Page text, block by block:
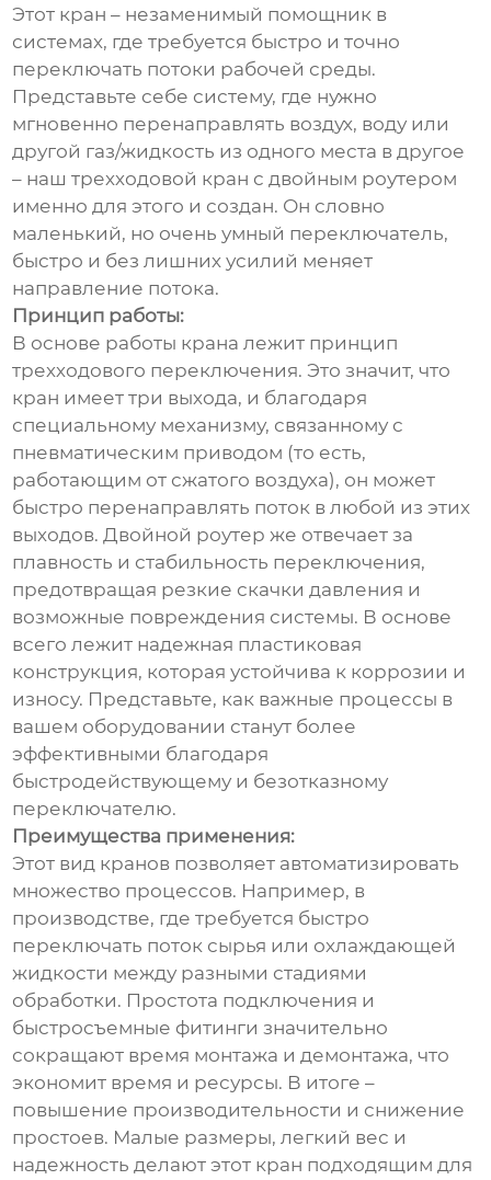
Этот кран – незаменимый помощник в
системах, где требуется быстро и точно
переключать потоки рабочей среды.
Представьте себе систему, где нужно
мгновенно перенаправлять воздух, воду или
другой газ/жидкость из одного места в другое
– наш трехходовой кран с двойным роутером
именно для этого и создан. Он словно
маленький, но очень умный переключатель,
быстро и без лишних усилий меняет
направление потока.
Принцип работы:
В основе работы крана лежит принцип
трехходового переключения. Это значит, что
кран имеет три выхода, и благодаря
специальному механизму, связанному с
пневматическим приводом (то есть,
работающим от сжатого воздуха), он может
быстро перенаправлять поток в любой из этих
выходов. Двойной роутер же отвечает за
плавность и стабильность переключения,
предотвращая резкие скачки давления и
возможные повреждения системы. В основе
всего лежит надежная пластиковая
конструкция, которая устойчива к коррозии и
износу. Представьте, как важные процессы в
вашем оборудовании станут более
эффективными благодаря
быстродействующему и безотказному
переключателю.
Преимущества применения:
Этот вид кранов позволяет автоматизировать
множество процессов. Например, в
производстве, где требуется быстро
переключать поток сырья или охлаждающей
жидкости между разными стадиями
обработки. Простота подключения и
быстросъемные фитинги значительно
сокращают время монтажа и демонтажа, что
экономит время и ресурсы. В итоге –
повышение производительности и снижение
простоев. Малые размеры, легкий вес и
надежность делают этот кран подходящим для